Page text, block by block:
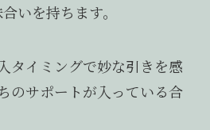
いを持ちます。
タイミングで妙な引きを感
のサポートが入っている合